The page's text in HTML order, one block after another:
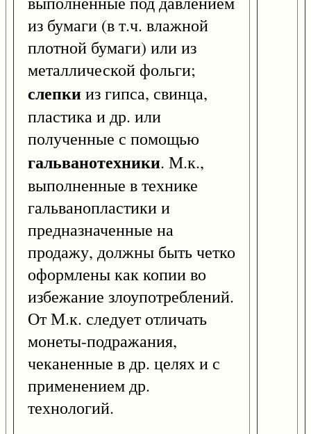
из бумаги (в т.ч. влажной
плотной бумаги) или из
металлической фольги;
слепкииз гипса, свинца,
пластика и др. или
полученные с помощью
гальванотехники. М.к.,
выполненные в технике
гальванопластики и
предназначенные на
продажу, должны быть четко
оформлены как копии во
избежание злоупотреблений.
От М.к. следует отличать
монеты-подражания,
чеканенные в др. целях и с
применением др.
технологий.